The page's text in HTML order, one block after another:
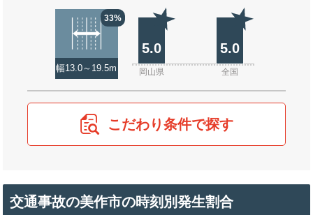
33%
幅13.0～19.5m
5.0 5.0
岡山県 全国
こだわり条件で探す
交通事故の美作市の時刻別発生割合